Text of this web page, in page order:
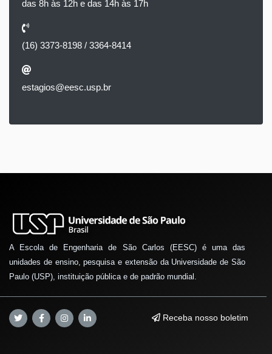
das 8h às 12h e das 14h às 17h
(16) 3373-8198 / 3364-8414
estagios@eesc.usp.br
A Escola de Engenharia de São Carlos (EESC) é uma das
unidades de ensino, pesquisa e extensão da Universidade de São
Paulo (USP), instituição pública e de padrão mundial.
Receba nosso boletim